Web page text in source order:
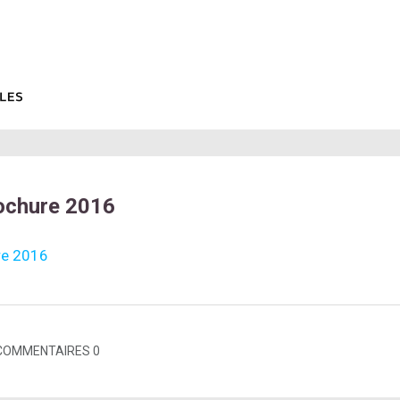
2016
2016
0